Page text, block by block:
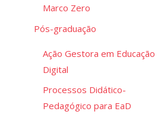
Marco Zero
Pós-graduação
Ação Gestora em Educação
Digital
Processos Didático-
Pedagógico para EaD